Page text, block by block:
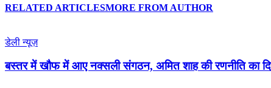
RELATED ARTICLESMORE FROM AUTHOR
डेली न्यूज़
बस्तर में खौफ में आए नक्सली संगठन, अमित शाह की रणनीति का